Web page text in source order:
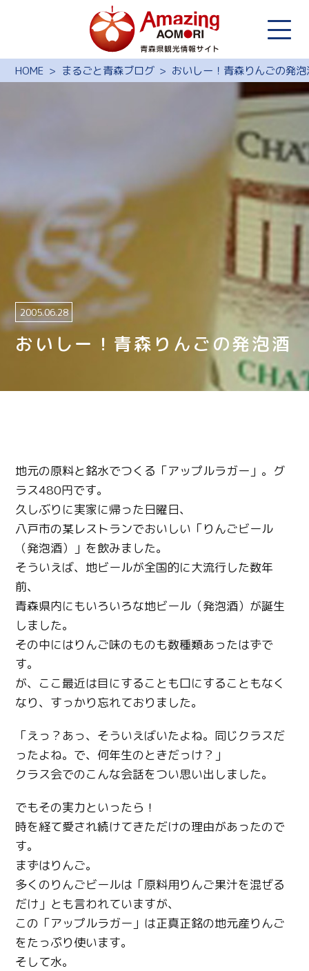
HOME まるごと青森ブログ おいしー！青森りんごの発泡
おいしー！青森りんごの発泡酒
2005.06.28
地元の原料と銘水でつくる「アップルラガー」。グ
ラス480円です。
久しぶりに実家に帰った日曜日、
八戸市の某レストランでおいしい「りんごビール
（発泡酒）」を飲みました。
そういえば、地ビールが全国的に大流行した数年
前、
青森県内にもいろいろな地ビール（発泡酒）が誕生
しました。
その中にはりんご味のものも数種類あったはずで
す。
が、ここ最近は目にすることも口にすることもなく
なり、すっかり忘れておりました。
「えっ？あっ、そういえばいたよね。同じクラスだ
ったよね。で、何年生のときだっけ？」
クラス会でのこんな会話をつい思い出しました。
でもその実力といったら！
時を経て愛され続けてきただけの理由があったので
す。
まずはりんご。
多くのりんごビールは「原料用りんご果汁を混ぜる
だけ」とも言われていますが、
この「アップルラガー」は正真正銘の地元産りんご
をたっぷり使います。
そして水。